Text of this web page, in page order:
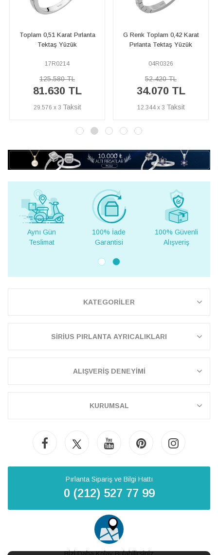
Pırlanta
G Renk Toplam 0,42 Karat
Pırlanta Tektaş Yüzük
34.070 TL
12.344 x 3
G Renk Toplam
Pırlanta
71.770
26.004 x 3
Aynı Gün
Teslimat
100% İade
Garantisi
100% Güvenli
Alışveriş
KATEGORİLER
SİRİUS PIRLANTA AYRICALIKLARI
ALIŞVERİŞ DENEYİMİ
KURUMSAL
Pırlanta Sipariş ve Bilgi Hattı
0 (212) 527 77 99